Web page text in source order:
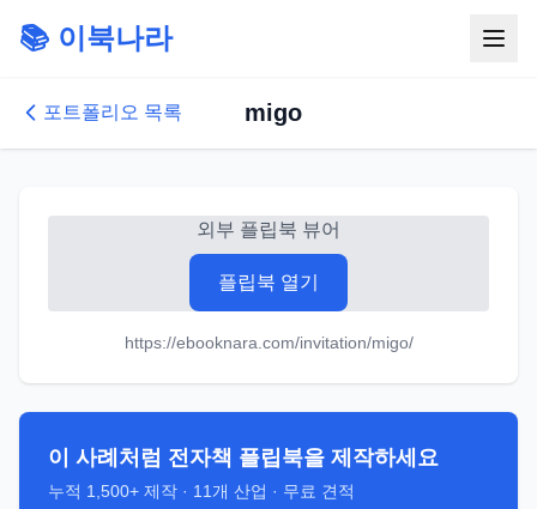
📚 이북나라
포트폴리오 목록 migo
외부 플립북 뷰어
플립북 열기
https://ebooknara.com/invitation/migo/
이 사례처럼 전자책 플립북을 제작하세요
누적 1,500+ 제작 · 11 개 산업 · 무료 견적